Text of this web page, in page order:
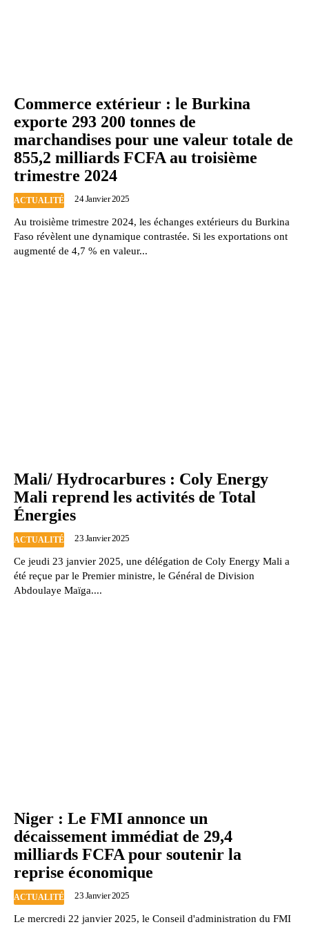
Commerce extérieur : le Burkina
exporte 293 200 tonnes de
marchandises pour une valeur totale de
855,2 milliards FCFA au troisième
trimestre 2024
ACTUALITÉ 24 Janvier 2025
Au troisième trimestre 2024, les échanges extérieurs du Burkina
Faso révèlent une dynamique contrastée. Si les exportations ont
augmenté de 4,7 % en valeur...
Mali/ Hydrocarbures : Coly Energy
Mali reprend les activités de Total
Énergies
ACTUALITÉ 23 Janvier 2025
Ce jeudi 23 janvier 2025, une délégation de Coly Energy Mali a
été reçue par le Premier ministre, le Général de Division
Abdoulaye Maïga....
Niger : Le FMI annonce un
décaissement immédiat de 29,4
milliards FCFA pour soutenir la
reprise économique
ACTUALITÉ 23 Janvier 2025
Le mercredi 22 janvier 2025, le Conseil d'administration du FMI